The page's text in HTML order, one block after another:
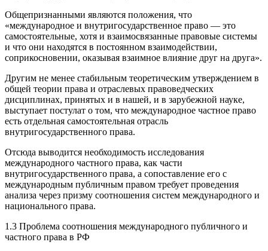
Общепризнанными являются положения, что
«международное и внутригосударственное право — это
самостоятельные, хотя и взаимосвязанные правовые системы
и что они находятся в постоянном взаимодействии,
соприкосновении, оказывая взаимное влияние друг на друга».
Другим не менее стабильным теоретическим утверждением в
общей теории права и отраслевых правоведческих
дисциплинах, принятых и в нашей, и в зарубежной науке,
выступает постулат о том, что международное частное право
есть отдельная самостоятельная отрасль
внутригосударственного права.
Отсюда выводится необходимость исследования
международного частного права, как части
внутригосударственного права, а сопоставление его с
международным публичным правом требует проведения
анализа через призму соотношения систем международного и
национального права.
1.3 Проблема соотношения международного публичного и
частного права в РФ